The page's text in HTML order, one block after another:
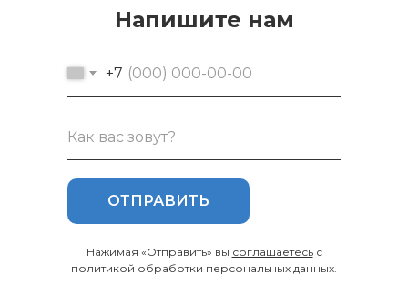
+7
ОТПРАВИТЬ
Напишите нам
Нажимая «Отправить» вы соглашаетесьс
политикой обработки персональных данных.